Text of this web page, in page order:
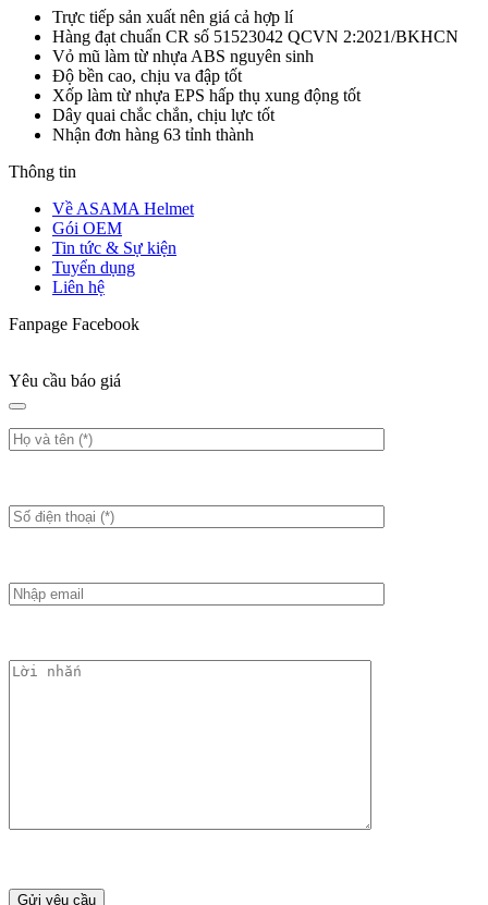
Trực tiếp sản xuất nên giá cả hợp lí
Hàng đạt chuẩn CR số 51523042 QCVN 2:2021/BKHCN
Vỏ mũ làm từ nhựa ABS nguyên sinh
Độ bền cao, chịu va đập tốt
Xốp làm từ nhựa EPS hấp thụ xung động tốt
Dây quai chắc chắn, chịu lực tốt
Nhận đơn hàng 63 tỉnh thành
Thông tin
Về ASAMA Helmet
Gói OEM
Tin tức & Sự kiện
Tuyển dụng
Liên hệ
Fanpage Facebook
Yêu cầu báo giá